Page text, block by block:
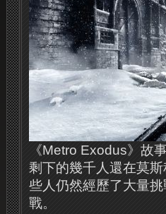
《Metro Exodus》故
剩下的幾千人還在莫
些人仍然經歷了大量
戰。